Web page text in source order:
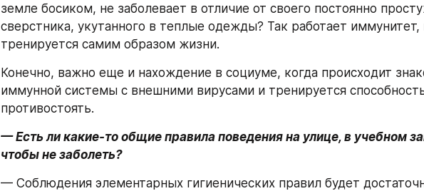
земле босиком, не заболевает в отличие от своего постоянно
сверстника, укутанного в теплые одежды? Так работает
тренируется самим образом жизни.
Конечно, важно еще и нахождение в социуме, когда происходит
иммунной системы с внешними вирусами и тренируется
противостоять.
— Есть ли какие-то общие правила поведения на улице, в учебном
чтобы не заболеть?
— Соблюдения элементарных гигиенических правил будет